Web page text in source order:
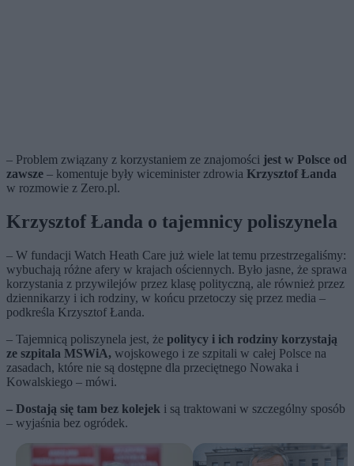
– Problem związany z korzystaniem ze znajomości jest w Polsce od
zawsze – komentuje były wiceminister zdrowia Krzysztof Łanda
w rozmowie z Zero.pl.
Krzysztof Łanda o tajemnicy poliszynela
– W fundacji Watch Heath Care już wiele lat temu przestrzegaliśmy:
wybuchają różne afery w krajach ościennych. Było jasne, że sprawa
korzystania z przywilejów przez klasę polityczną, ale również przez
dziennikarzy i ich rodziny, w końcu przetoczy się przez media –
podkreśla Krzysztof Łanda.
– Tajemnicą poliszynela jest, że politycy i ich rodziny korzystają
ze szpitala MSWiA, wojskowego i ze szpitali w całej Polsce na
zasadach, które nie są dostępne dla przeciętnego Nowaka i
Kowalskiego – mówi.
– Dostają się tam bez kolejek i są traktowani w szczególny sposób
– wyjaśnia bez ogródek.